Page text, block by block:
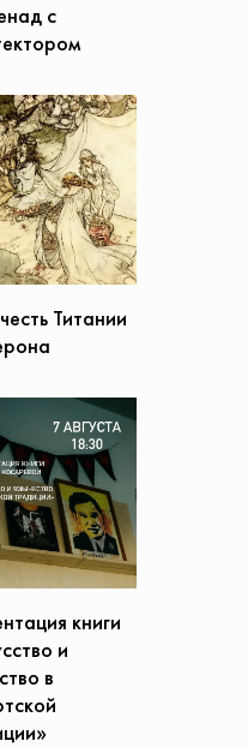
с
Титании
книги
и
в